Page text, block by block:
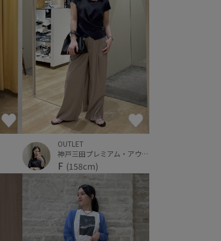
OUTLET
神戸三田プレミアム・アウトレット
F (158cm)